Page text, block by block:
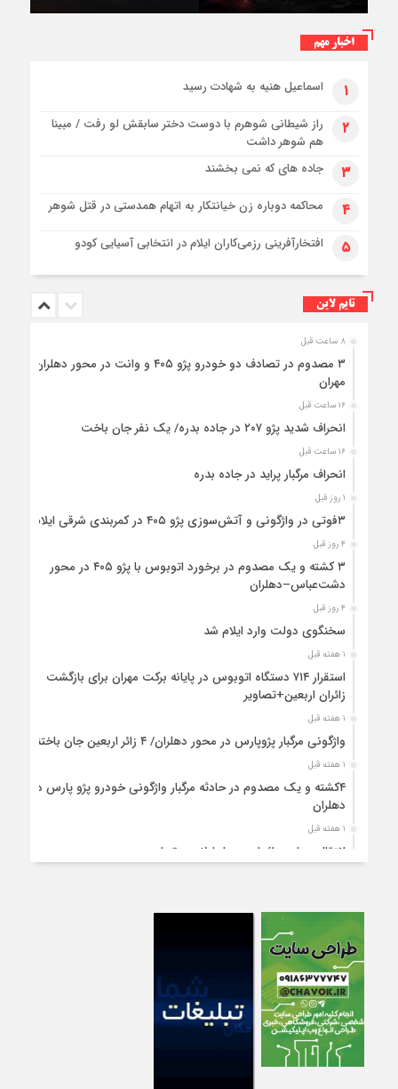
اخبار مهم
۱ اسماعیل هنیه به شهادت رسید
۲
راز شیطانی شوهرم با دوست دختر سابقش لو رفت / مبینا
هم شوهر داشت
۳ جاده های که نمی بخشند
۴ محاکمه دوباره زن خیانتکار به اتهام همدستی در قتل شوهر
۵ افتخارآفرینی رزمی‌کاران ایلام در انتخابی آسیایی کودو
تایم لاین
۸ ساعت قبل
۳ مصدوم در تصادف دو خودرو پژو ۴۰۵ و وانت در محور دهلران-
مهران
۱۶ ساعت قبل
انحراف شدید پژو ۲۰۷ در جاده بدره/ یک نفر جان باخت
۱۶ ساعت قبل
انحراف مرگبار پراید در جاده بدره
۱ روز قبل
۳فوتی در واژگونی و آتش‌سوزی پژو ۴۰۵ در کمربندی شرقی ایلام
۴ روز قبل
۳ کشته و یک مصدوم در برخورد اتوبوس با پژو ۴۰۵ در محور
دشت‌عباس–دهلران
۴ روز قبل
سخنگوی دولت وارد ایلام شد
۱ هفته قبل
استقرار ۷۱۴ دستگاه اتوبوس در پایانه برکت مهران برای بازگشت
زائران اربعین+تصاویر
۱ هفته قبل
واژگونی مرگبار پژوپارس در محور دهلران/ ۴ زائر اربعین جان باختند
۱ هفته قبل
۴کشته و یک مصدوم در حادثه مرگبار واژگونی خودرو پژو پارس در
دهلران
۱ هفته قبل
انتقال هوایی زائر اربعین از ایلام به تهران
۱ هفته قبل
تصادف مرگبار پراید و تیبا در محور آبدانان/سه نفر جان باختند
۱ هفته قبل
انتقال ۱۵ زائر حادثه‌دیده از عراق به مرز مهران/آماده‌باش کامل
هلال‌احمر ایلام+عکس
۱ هفته قبل
سقوط مرگبار از پاکت لودر/کارگر سنگ‌شکن زیر چرخ‌های لودر جان
باخت